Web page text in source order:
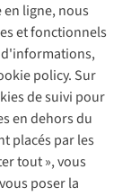
ligne, nous
et fonctionnels
d'informations,
policy. Sur
de suivi pour
en dehors du
placés par les
tout », vous
poser la